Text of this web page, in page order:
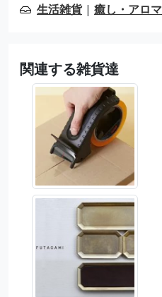
生活雑貨| 癒し・アロマ
関連する雑貨達